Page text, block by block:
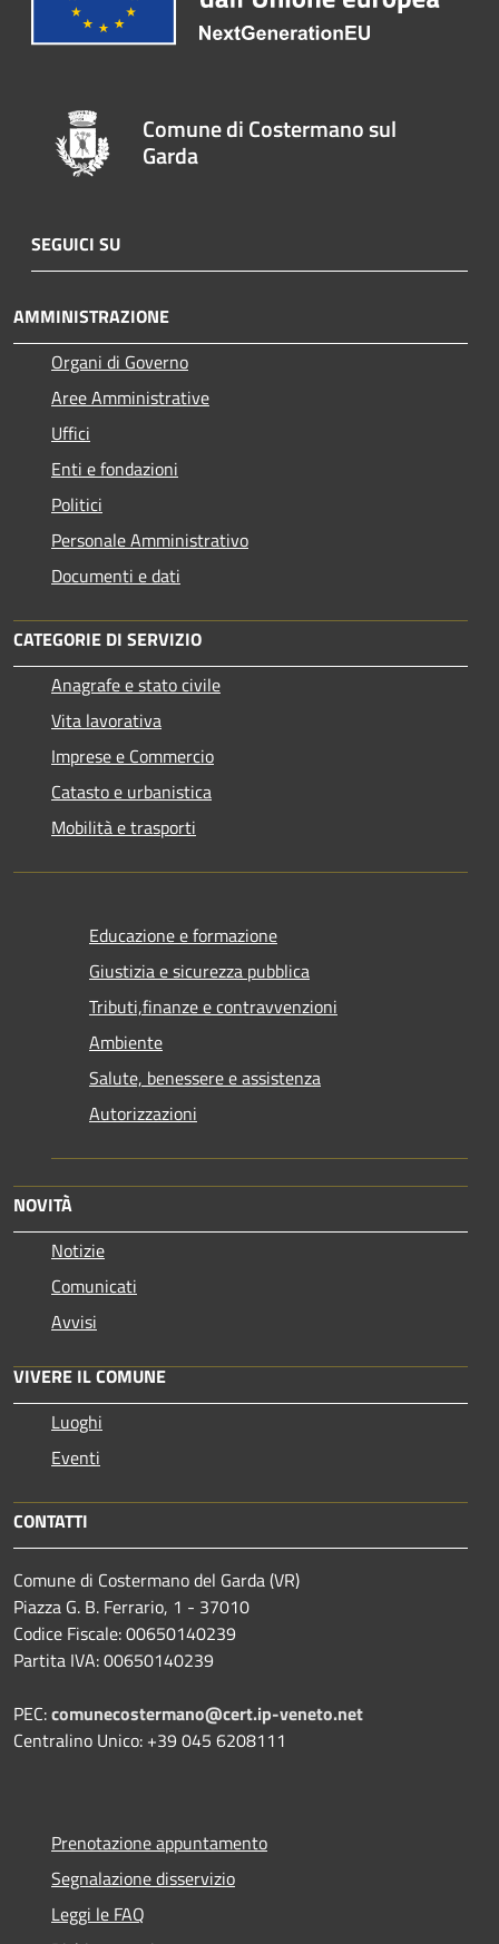
Comune di Costermano sul
Garda
SEGUICI SU
AMMINISTRAZIONE
Organi di Governo
Aree Amministrative
Uffici
Enti e fondazioni
Politici
Personale Amministrativo
Documenti e dati
CATEGORIE DI SERVIZIO
Anagrafe e stato civile
Vita lavorativa
Imprese e Commercio
Catasto e urbanistica
Mobilità e trasporti
Educazione e formazione
Giustizia e sicurezza pubblica
Tributi,finanze e contravvenzioni
Ambiente
Salute, benessere e assistenza
Autorizzazioni
NOVITÀ
Notizie
Comunicati
Avvisi
VIVERE IL COMUNE
Luoghi
Eventi
CONTATTI
Comune di Costermano del Garda (VR)
Piazza G. B. Ferrario, 1 - 37010
Codice Fiscale: 00650140239
Partita IVA: 00650140239
PEC:comunecostermano@cert.ip-veneto.net
Centralino Unico: +39 045 6208111
Prenotazione appuntamento
Segnalazione disservizio
Leggi le FAQ